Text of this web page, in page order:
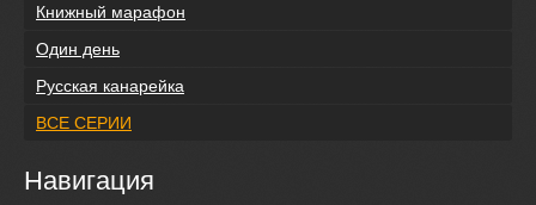
Книжный марафон
Один день
Русская канарейка
ВСЕ СЕРИИ
Навигация